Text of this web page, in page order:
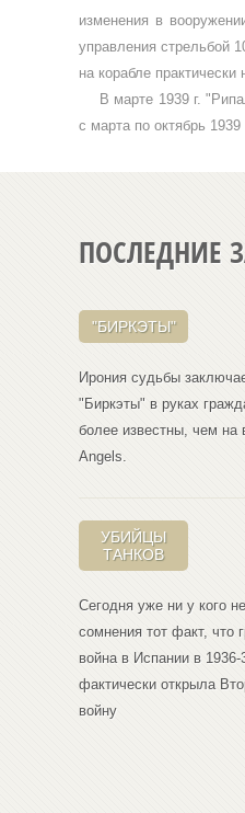
изменения в
управ­ления стрельбой
на корабле
В марте 1939 г.
с марта по октябрь 1939
ПОСЛЕДНИЕ
"БИРКЭТЫ"
Ирония судьбы
"Биркэты" в руках
более известны, чем на
Angеls.
УБИЙЦЫ
ТАНКОВ
Сегодня уже ни у кого
сомнения тот факт, что
война в Испании в 1936-
фактически открыла
войну